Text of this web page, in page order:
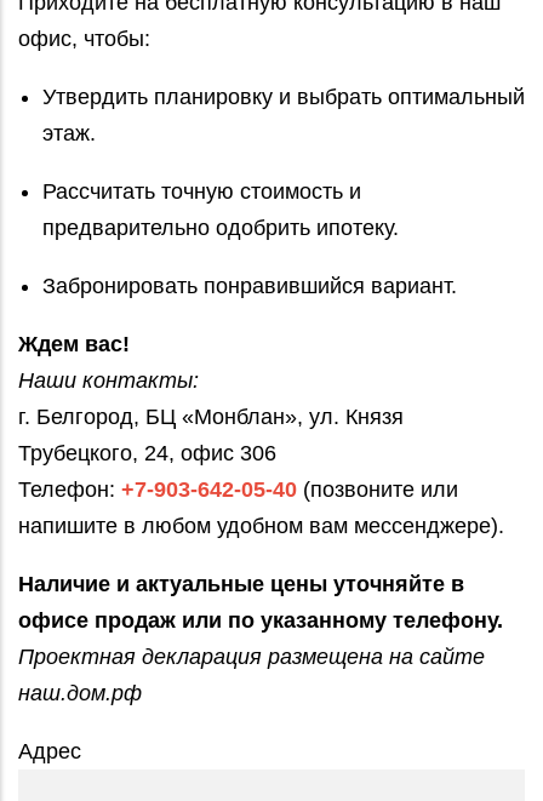
офис, чтобы:
Утвердить планировку и выбрать оптимальный
этаж.
Рассчитать точную стоимость и
предварительно одобрить ипотеку.
Забронировать понравившийся вариант.
Ждем вас!
Наши контакты:
г. Белгород, БЦ «Монблан», ул. Князя
Трубецкого, 24, офис 306
Телефон: +7-903-642-05-40 (позвоните или
напишите в любом удобном вам мессенджере).
Наличие и актуальные цены уточняйте в
офисе продаж или по указанному телефону.
Проектная декларация размещена на сайте
наш.дом.рф
Адрес